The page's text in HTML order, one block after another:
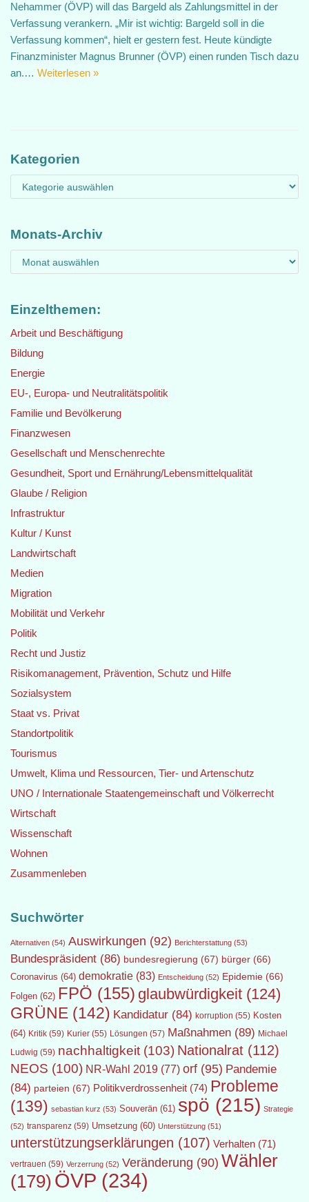
Nehammer (ÖVP) will das Bargeld als Zahlungsmittel in der
Verfassung verankern. „Mir ist wichtig: Bargeld soll in die
Verfassung kommen“, hielt er gestern fest. Heute kündigte
Finanzminister Magnus Brunner (ÖVP) einen runden Tisch dazu
an.… Weiterlesen »
Kategorien
Monats-Archiv
Einzelthemen:
Arbeit und Beschäftigung
Bildung
Energie
EU-, Europa- und Neutralitätspolitik
Familie und Bevölkerung
Finanzwesen
Gesellschaft und Menschenrechte
Gesundheit, Sport und Ernährung/Lebensmittelqualität
Glaube / Religion
Infrastruktur
Kultur / Kunst
Landwirtschaft
Medien
Migration
Mobilität und Verkehr
Politik
Recht und Justiz
Risikomanagement, Prävention, Schutz und Hilfe
Sozialsystem
Staat vs. Privat
Standortpolitik
Tourismus
Umwelt, Klima und Ressourcen, Tier- und Artenschutz
UNO / Internationale Staatengemeinschaft und Völkerrecht
Wirtschaft
Wissenschaft
Wohnen
Zusammenleben
Suchwörter
Alternativen (54) Auswirkungen (92) Berichterstattung (53)
Bundespräsident (86) bundesregierung (67) bürger (66)
Coronavirus (64) demokratie (83) Entscheidung (52) Epidemie (66)
Folgen (62) FPÖ (155) glaubwürdigkeit (124)
GRÜNE (142) Kandidatur (84) korruption (55) Kosten
(64) Kritik (59) Kurier (55) Lösungen (57) Maßnahmen (89) Michael
Ludwig (59) nachhaltigkeit (103) Nationalrat (112)
NEOS (100) NR-Wahl 2019 (77) orf (95) Pandemie
(84) parteien (67) Politikverdrossenheit (74) Probleme
(139) sebastian kurz (53) Souverän (61) spö (215) Strategie
(52) transparenz (59) Umsetzung (60) Unterstützung (51)
unterstützungserklärungen (107) Verhalten (71)
vertrauen (59) Verzerrung (52) Veränderung (90) Wähler
(179) ÖVP (234)